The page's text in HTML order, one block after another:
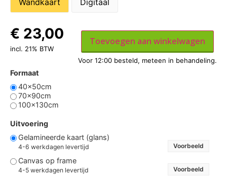
Formaat
40x50cm
70x90cm
100x130cm
Uitvoering
Gelamineerde kaart (glans)
4-6 werkdagen levertijd Voorbeeld
Canvas op frame
4-5 werkdagen levertijd Voorbeeld
€ 23,00
incl. 21% BTW
Toevoegen aan winkelwagen